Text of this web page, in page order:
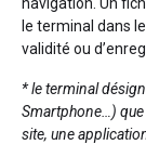
le terminal dans
validité ou
* le terminal
Smartphone…)
site, une